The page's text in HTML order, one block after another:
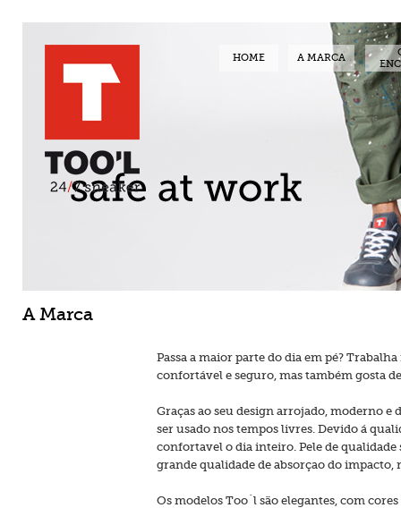
HOME A MARCA
A Marca
Passa a maior parte do dia em pé?
confortável e seguro, mas também gosta
Graças ao seu design arrojado, moderno e
ser usado nos tempos livres. Devido á
confortavel o dia inteiro. Pele de
grande qualidade de absorçao do impacto,
Os modelos Too´l são elegantes, com